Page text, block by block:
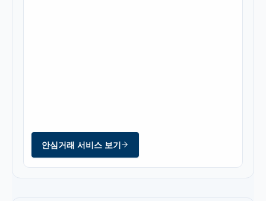
안심거래 서비스 보기